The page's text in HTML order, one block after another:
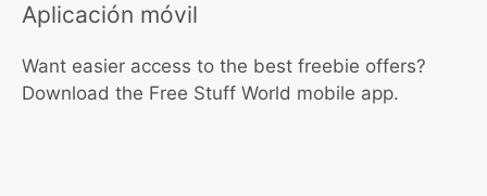
Aplicación móvil
Want easier access to the best freebie offers?
Download the Free Stuff World mobile app.